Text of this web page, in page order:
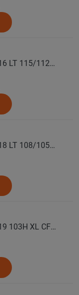
COMFORSER Автошина 215/85 R16 LT 115/112R CF1100 10PR RWL лето
COMFORSER Автошина 225/55 R18 LT 108/105S CF1100 8PR RWL лето
COMFORSER Автошина 225/55 R19 103H XL CF1100 лето